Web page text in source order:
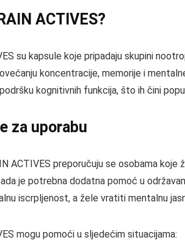
ACTIVES?
su kapsule koje pripadaju skupini
koncentracije, memorije i
kognitivnih funkcija, što ih čini
za uporabu
ACTIVES preporučuju se osobama
je potrebna dodatna pomoć u
iscrpljenost, a žele vratiti mentalnu
mogu pomoći u sljedećim situacijama: